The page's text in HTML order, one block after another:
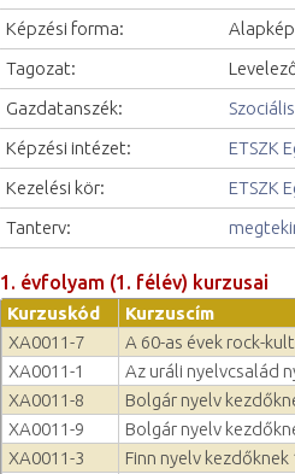
Képzési forma:
Tagozat:
Gazdatanszék:
Képzési intézet:
ETSZK
Kezelési kör:
ETSZK
Tanterv:
1. évfolyam (1. félév) kurzusai
Kurzuskód Kurzuscím
XA0011-7
A 60-as évek rock-
XA0011-1
Az uráli nyelvcsalád
XA0011-8
Bolgár nyelv
XA0011-9
Bolgár nyelv
XA0011-3
Finn nyelv kezdőknek